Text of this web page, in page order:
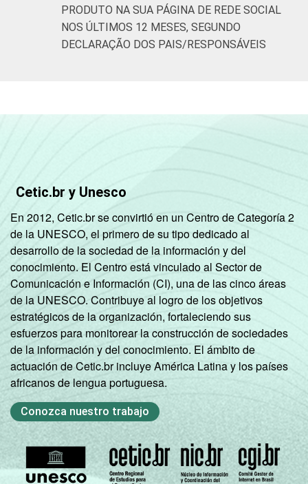
PRODUTO NA SUA PÁGINA DE REDE SOCIAL
NOS ÚLTIMOS 12 MESES, SEGUNDO
DECLARAÇÃO DOS PAIS/RESPONSÁVEIS
Cetic.br y Unesco
En 2012, Cetic.br se convirtió en un Centro de Categoría 2
de la UNESCO, el primero de su tipo dedicado al
desarrollo de la sociedad de la información y del
conocimiento. El Centro está vinculado al Sector de
Comunicación e Información (CI), una de las cinco áreas
de la UNESCO. Contribuye al logro de los objetivos
estratégicos de la organización, fortaleciendo sus
esfuerzos para monitorear la construcción de sociedades
de la información y del conocimiento. El ámbito de
actuación de Cetic.br incluye América Latina y los países
africanos de lengua portuguesa.
Conozca nuestro trabajo